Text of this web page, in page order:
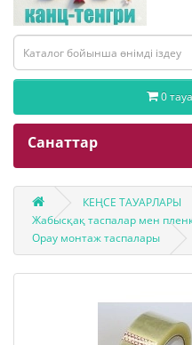
0
Санаттар
КЕҢСЕ ТАУАРЛАРЫ
Жабысқақ таспалар мен
Орау монтаж таспалары